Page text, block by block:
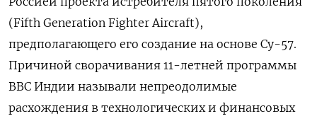
(Fifth Generation Fighter Aircraft),
предполагающего его создание на основе Су-57.
Причиной сворачивания 11-летней программы
ВВС Индии называли непреодолимые
расхождения в технологических и финансовых